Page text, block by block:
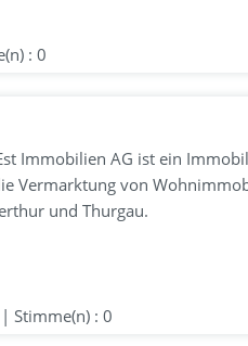
: 0
Immobilien AG ist ein
Vermarktung von
und Thurgau.
Stimme(n) : 0